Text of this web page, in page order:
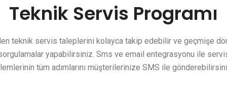
Teknik Servis Programı
teknik servis taleplerini kolayca takip edebilir ve geçmişe
yapabilirsiniz. Sms ve email entegrasyonu ile
tüm adımlarını müşterilerinize SMS ile